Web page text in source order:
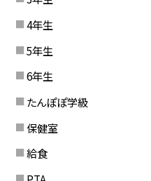
4年生
5年生
6年生
たんぽぽ学級
保健室
給食